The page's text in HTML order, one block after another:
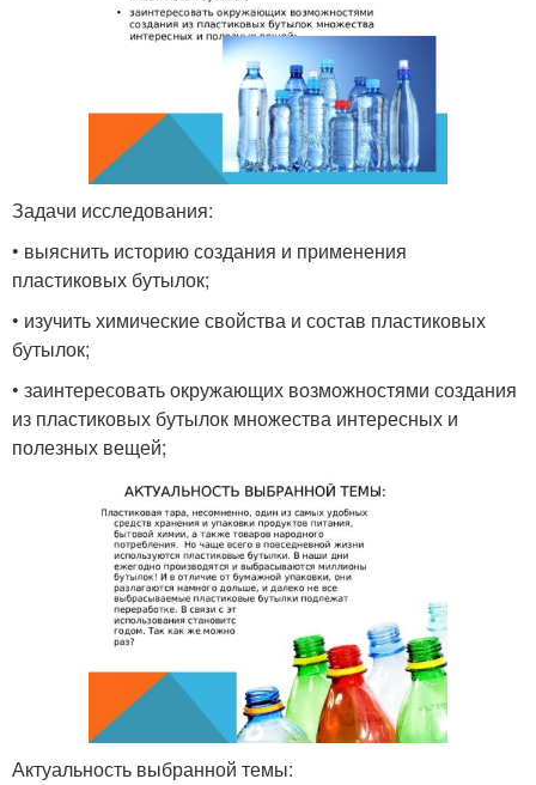
Задачи исследования:
• выяснить историю создания и применения
пластиковых бутылок;
• изучить химические свойства и состав пластиковых
бутылок;
• заинтересовать окружающих возможностями создания
из пластиковых бутылок множества интересных и
полезных вещей;
Актуальность выбранной темы: